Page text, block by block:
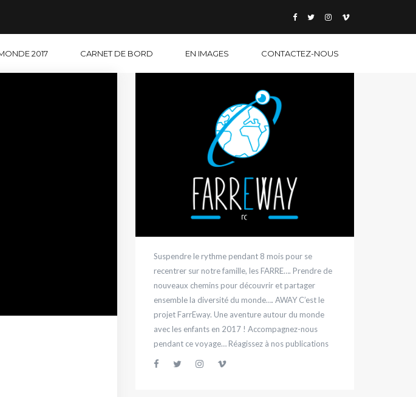
2017 CARNET DE BORD EN IMAGES CONTACTEZ-NOUS
Suspendre le rythme pendant 8 mois pour se
recentrer sur notre famille, les FARRE…. Prendre de
nouveaux chemins pour découvrir et partager
ensemble la diversité du monde…. AWAY C’est le
projet FarrEway. Une aventure autour du monde
avec les enfants en 2017 ! Accompagnez-nous
pendant ce voyage… Réagissez à nos publications